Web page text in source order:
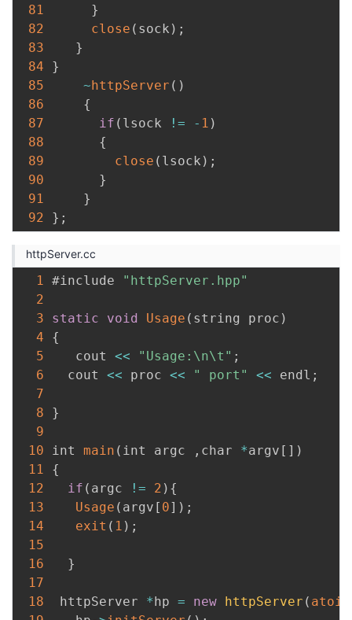
81
}
82
close ( sock ) ;
83
}
84
}
85
~ httpServer ( )
86
{
87
if ( lsock != - 1 )
88
{
89
close ( lsock ) ;
90
}
91
}
92
} ;
httpServer.cc
1 #include
"httpServer.hpp"
2
3
static void Usage ( string proc )
4
{
5
    cout
<< "Usage:\n\t" ;
6
   cout
<< proc << " port" << endl ;
7
8
}
9
10 int main ( int argc , char *argv [ ] )
11
{
12
if ( argc != 2 ) {
13
Usage ( argv [ 0] ) ;
14
exit ( 1 ) ;
15
16
}
17
18
  httpServer
* hp = new httpServer ( atoi